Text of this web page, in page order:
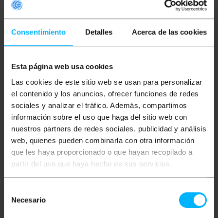
Consentimiento Detalles Acerca de las cookies
Esta página web usa cookies
Las cookies de este sitio web se usan para personalizar
el contenido y los anuncios, ofrecer funciones de redes
sociales y analizar el tráfico. Además, compartimos
información sobre el uso que haga del sitio web con
nuestros partners de redes sociales, publicidad y análisis
web, quienes pueden combinarla con otra información
que les haya proporcionado o que hayan recopilado a
partir del uso que haya hecho de sus servicios.
Necesario
Mots clés
Vous n'avez pas trouvé ce que vous
cherchiez? Ces sujets pourraient vous aider
petit déjeuner télétravail
la nourriture ordinateur portable
huile de teck mobilier de jardin
table de jardin décor bois exotique
terrasse jardin air libre